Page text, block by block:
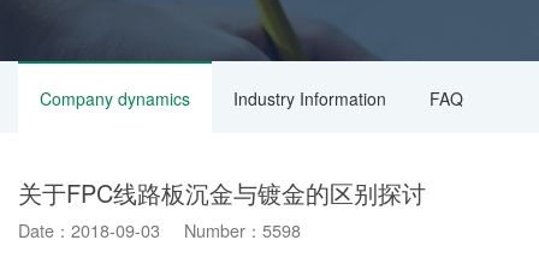
Company dynamics Industry Information FAQ
关于FPC线路板沉金与镀金的区别探讨
Date：2018-09-03 Number：5598